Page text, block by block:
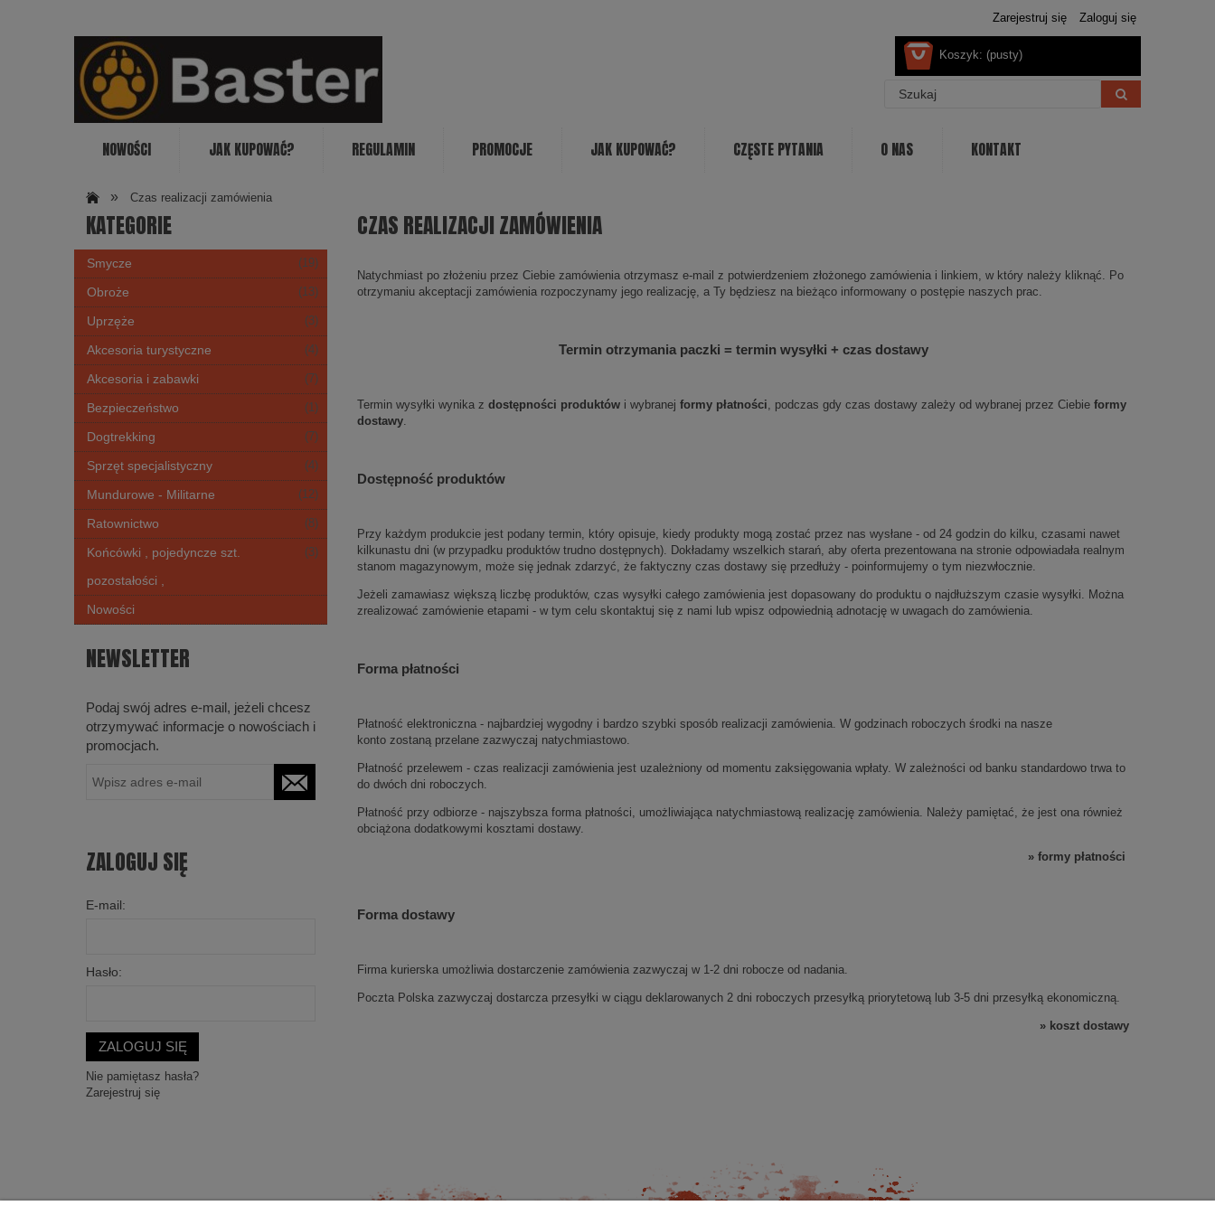
Zarejestruj się Zaloguj się
Koszyk: (pusty)
NOWOŚCI JAK KUPOWAĆ? REGULAMIN PROMOCJE JAK KUPOWAĆ? CZĘSTE PYTANIA O NAS KONTAKT
» Czas realizacji zamówienia
KATEGORIE
Smycze (19)
Obroże (13)
Uprzęże (3)
Akcesoria turystyczne (4)
Akcesoria i zabawki (7)
Bezpieczeństwo (1)
Dogtrekking (7)
Sprzęt specjalistyczny (4)
Mundurowe - Militarne (12)
Ratownictwo (8)
Końcówki , pojedyncze szt.
pozostałości ,
(3)
Nowości
NEWSLETTER
Podaj swój adres e-mail, jeżeli chcesz
otrzymywać informacje o nowościach i
promocjach.
ZALOGUJ SIĘ
E-mail:
Hasło:
ZALOGUJ SIĘ
Nie pamiętasz hasła?
Zarejestruj się
CZAS REALIZACJI ZAMÓWIENIA
Natychmiast po złożeniu przez Ciebie zamówienia otrzymasz e-mail z potwierdzeniem złożonego zamówienia i linkiem, w który należy kliknąć. Po
otrzymaniu akceptacji zamówienia rozpoczynamy jego realizację, a Ty będziesz na bieżąco informowany o postępie naszych prac.
Termin otrzymania paczki = termin wysyłki + czas dostawy
Termin wysyłki wynika z dostępności produktów i wybranej formy płatności , podczas gdy czas dostawy zależy od wybranej przez Ciebie formy
dostawy
Dostępność produktów
Przy każdym produkcie jest podany termin, który opisuje, kiedy produkty mogą zostać przez nas wysłane - od 24 godzin do kilku, czasami nawet
kilkunastu dni (w przypadku produktów trudno dostępnych). Dokładamy wszelkich starań, aby oferta prezentowana na stronie odpowiadała realnym
stanom magazynowym, może się jednak zdarzyć, że faktyczny czas dostawy się przedłuży - poinformujemy o tym niezwłocznie.
Jeżeli zamawiasz większą liczbę produktów, czas wysyłki całego zamówienia jest dopasowany do produktu o najdłuższym czasie wysyłki. Można
zrealizować zamówienie etapami - w tym celu skontaktuj się z nami lub wpisz odpowiednią adnotację w uwagach do zamówienia.
Forma płatności
Płatność elektroniczna - najbardziej wygodny i bardzo szybki sposób realizacji zamówienia. W godzinach roboczych środki na nasze
konto zostaną przelane zazwyczaj natychmiastowo.
Płatność przelewem - czas realizacji zamówienia jest uzależniony od momentu zaksięgowania wpłaty. W zależności od banku standardowo trwa to
do dwóch dni roboczych.
Płatność przy odbiorze - najszybsza forma płatności, umożliwiająca natychmiastową realizację zamówienia. Należy pamiętać, że jest ona również
obciążona dodatkowymi kosztami dostawy.
» formy płatności
Forma dostawy
Firma kurierska umożliwia dostarczenie zamówienia zazwyczaj w 1-2 dni robocze od nadania.
Poczta Polska zazwyczaj dostarcza przesyłki w ciągu deklarowanych 2 dni roboczych przesyłką priorytetową lub 3-5 dni przesyłką ekonomiczną.
» koszt dostawy